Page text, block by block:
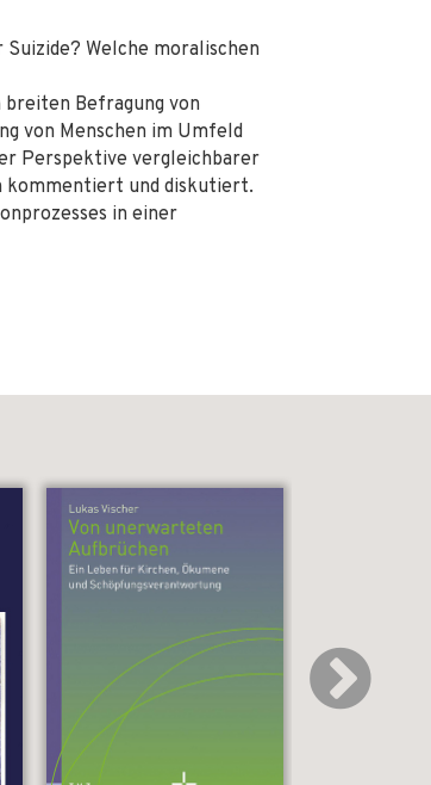
Welche moralischen
breiten Befragung von
von Menschen im Umfeld
Perspektive vergleichbarer
kommentiert und diskutiert.
in einer